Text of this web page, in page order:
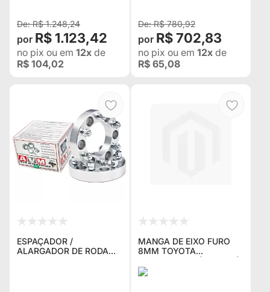
R$ 1.248,24
R$ 1.123,42
no pix ou em 12x de
R$ 104,02
R$ 780,92
R$ 702,83
no pix ou em 12x de
R$ 65,08
ESPAÇADOR /
ALARGADOR DE RODA
MANGA DE EIXO FURO
8MM TOYOTA
BANDEIRANTE (KPT-553)
(Nº ORIGINAL 43431-
98001)